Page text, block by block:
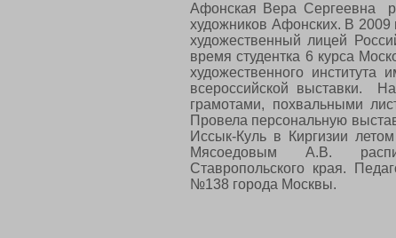
Афонская Вера Сергеевна
художников Афонских. В 2009
художественный лицей
время студентка 6 курса
художественного института
всероссийской выставки.
грамотами, похвальными
Провела персональную
Иссык-Куль в Киргизии
Мясоедовым А.В.
Ставропольского края.
№138 города Москвы.